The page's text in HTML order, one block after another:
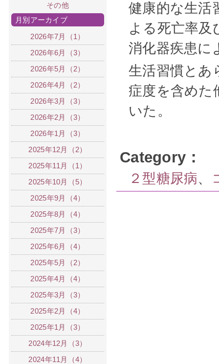
健康的な生活
よる死亡率及
消化器疾患に
生活習慣とあ
症度を含めた
いた。
Category：
２型糖尿病、
その他
月別アーカイブ
2026年7月（1）
2026年6月（3）
2026年5月（2）
2026年4月（2）
2026年3月（3）
2026年2月（3）
2026年1月（3）
2025年12月（2）
2025年11月（1）
2025年10月（5）
2025年9月（4）
2025年8月（4）
2025年7月（3）
2025年6月（4）
2025年5月（2）
2025年4月（4）
2025年3月（3）
2025年2月（4）
2025年1月（3）
2024年12月（3）
2024年11月（4）